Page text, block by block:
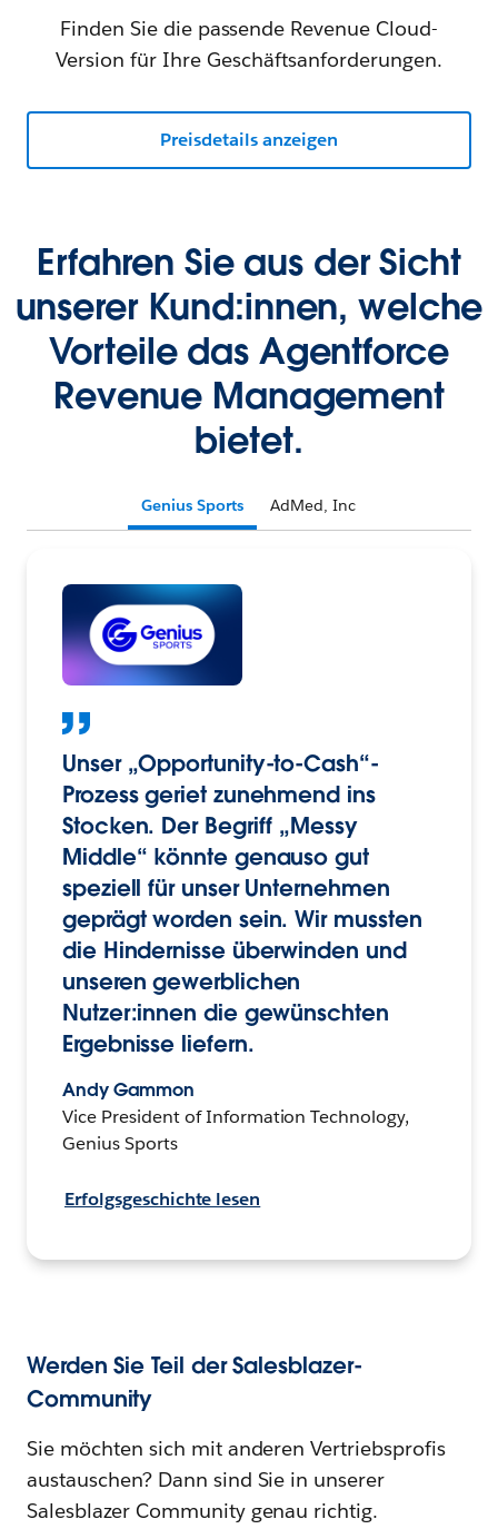
Finden Sie die passende Revenue Cloud-
Version für Ihre Geschäftsanforderungen.
Preisdetails anzeigen
Erfahren Sie aus der Sicht
unserer Kund:innen, welche
Vorteile das Agentforce
Revenue Management
bietet.
Genius Sports AdMed, Inc
Unser „Opportunity-to-Cash“-
Prozess geriet zunehmend ins
Stocken. Der Begriff „Messy
Middle“ könnte genauso gut
speziell für unser Unternehmen
geprägt worden sein. Wir mussten
die Hindernisse überwinden und
unseren gewerblichen
Nutzer:innen die gewünschten
Ergebnisse liefern.
Andy Gammon
Vice President of Information Technology,
Genius Sports
Erfolgsgeschichte lesen
Werden Sie Teil der Salesblazer-
Community
Sie möchten sich mit anderen Vertriebsprofis
austauschen? Dann sind Sie in unserer
Salesblazer Community genau richtig.